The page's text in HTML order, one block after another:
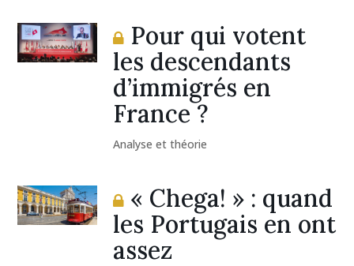
Pour qui votent
les descendants
d’immigrés en
France ?
Analyse et théorie
« Chega! » : quand
les Portugais en ont
assez